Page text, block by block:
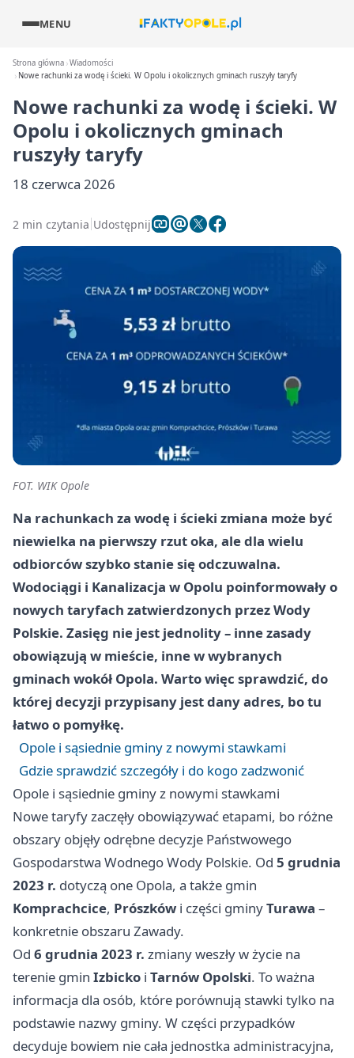
MENU
Strona główna Wiadomości
Nowe rachunki za wodę i ścieki. W Opolu i okolicznych gminach ruszyły taryfy
Nowe rachunki za wodę i ścieki. W
Opolu i okolicznych gminach
ruszyły taryfy
18 czerwca 2026
2 min czytania Udostępnij
FOT. WIK Opole
Na rachunkach za wodę i ścieki zmiana może być
niewielka na pierwszy rzut oka, ale dla wielu
odbiorców szybko stanie się odczuwalna.
Wodociągi i Kanalizacja w Opolu poinformowały o
nowych taryfach zatwierdzonych przez Wody
Polskie. Zasięg nie jest jednolity – inne zasady
obowiązują w mieście, inne w wybranych
gminach wokół Opola. Warto więc sprawdzić, do
której decyzji przypisany jest dany adres, bo tu
łatwo o pomyłkę.
Opole i sąsiednie gminy z nowymi stawkami
Gdzie sprawdzić szczegóły i do kogo zadzwonić
Opole i sąsiednie gminy z nowymi stawkami
Nowe taryfy zaczęły obowiązywać etapami, bo różne
obszary objęły odrębne decyzje Państwowego
Gospodarstwa Wodnego Wody Polskie. Od 5 grudnia
2023 r. dotyczą one Opola, a także gmin
Komprachcice, Prószków i części gminyTurawa –
konkretnie obszaru Zawady.
Od 6 grudnia 2023 r. zmiany weszły w życie na
terenie gmin Izbicko i Tarnów Opolski. To ważna
informacja dla osób, które porównują stawki tylko na
podstawie nazwy gminy. W części przypadków
decyduje bowiem nie cała jednostka administracyjna,